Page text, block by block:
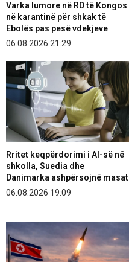
Varka lumore në RD të Kongos
në karantinë për shkak të
Ebolës pas pesë vdekjeve
06.08.2026 21:29
Rritet keqpërdorimi i AI-së në
shkolla, Suedia dhe
Danimarka ashpërsojnë masat
06.08.2026 19:09